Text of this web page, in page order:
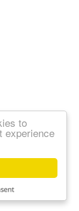
to
experience